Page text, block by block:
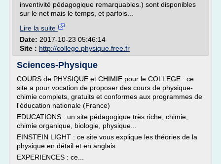
inventivité pédagogique remarquables.) sont disponibles
sur le net mais le temps, et parfois...
Lire la suite
Date: 2017-10-23 05:46:14
Site : http://college.physique.free.fr
Sciences-Physique
COURS de PHYSIQUE et CHIMIE pour le COLLEGE : ce
site a pour vocation de proposer des cours de physique-
chimie complets, gratuits et conformes aux programmes de
l'éducation nationale (France)
EDUCATIONS : un site pédagogique très riche, chimie,
chimie organique, biologie, physique...
EINSTEIN LIGHT : ce site vous explique les théories de la
physique en détail et en anglais
EXPERIENCES : ce...